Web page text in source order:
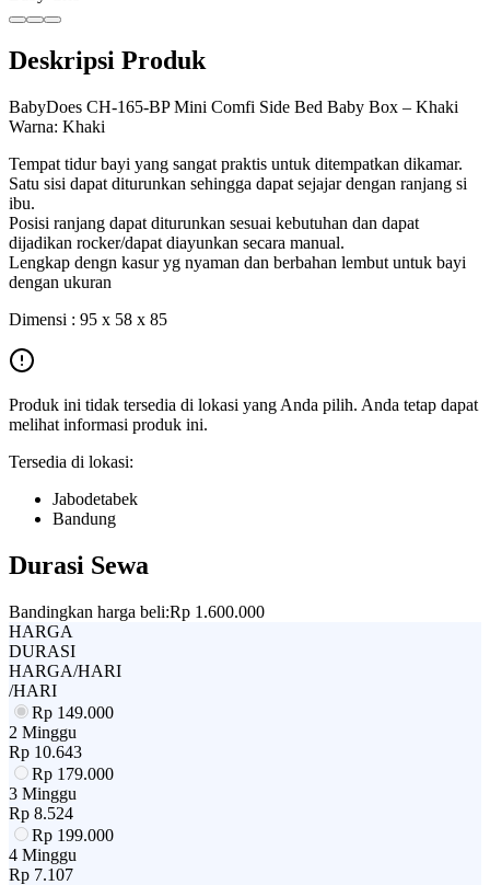
Deskripsi Produk
BabyDoes CH-165-BP Mini Comfi Side Bed Baby Box – Khaki
Warna: Khaki
Tempat tidur bayi yang sangat praktis untuk ditempatkan dikamar.
Satu sisi dapat diturunkan sehingga dapat sejajar dengan ranjang si
ibu.
Posisi ranjang dapat diturunkan sesuai kebutuhan dan dapat
dijadikan rocker/dapat diayunkan secara manual.
Lengkap dengn kasur yg nyaman dan berbahan lembut untuk bayi
dengan ukuran
Dimensi : 95 x 58 x 85
Produk ini tidak tersedia di lokasi yang Anda pilih. Anda tetap dapat
melihat informasi produk ini.
Tersedia di lokasi:
Jabodetabek
Bandung
Durasi Sewa
Bandingkan harga beli:Rp 1.600.000
HARGA
DURASI
HARGA/HARI
/HARI
Rp 149.000
2 Minggu
Rp 10.643
Rp 179.000
3 Minggu
Rp 8.524
Rp 199.000
4 Minggu
Rp 7.107